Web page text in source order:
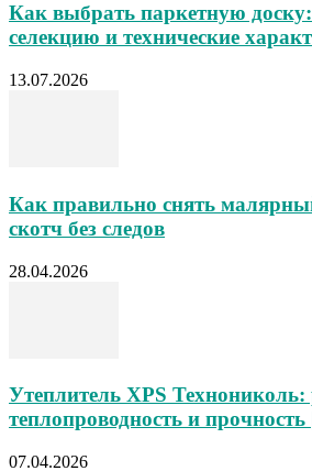
Как выбрать паркетную
селекцию и технические
13.07.2026
Как правильно снять
скотч без следов
28.04.2026
Утеплитель XPS
теплопроводность и прочность
07.04.2026